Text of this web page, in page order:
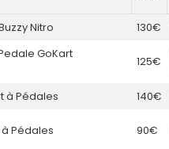
Nitro
130€
GoKart
125€
à Pédales 140€
à Pédales 90€